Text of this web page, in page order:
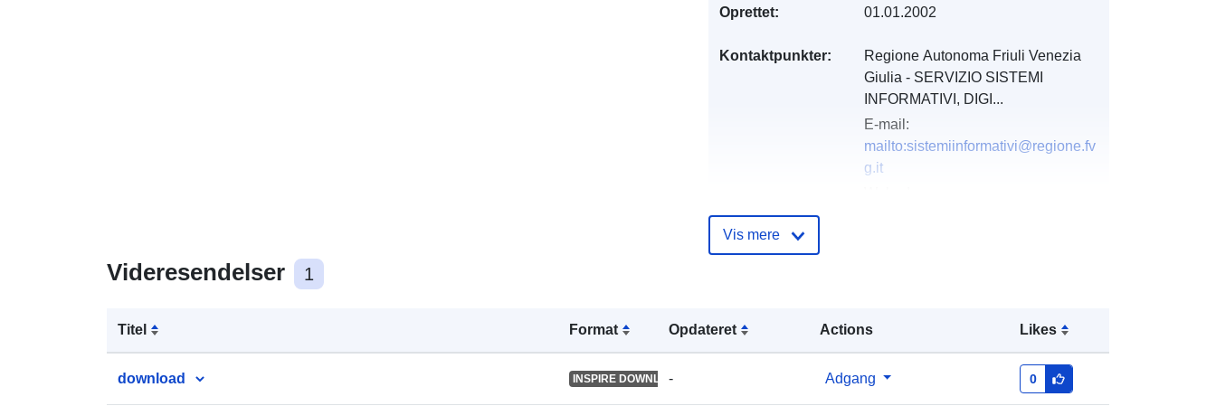
Videresendelser 1
Titel Format Opdateret Actions Likes
download INSPIRE DOWNLOAD SERVICE
- Adgang 0
Oprettet: 01.01.2002
Kontaktpunkter:
Regione Autonoma Friuli Venezia
Giulia - SERVIZIO SISTEMI
INFORMATIVI, DIGI...
E-mail:
mailto:sistemiinformativi@regione.fv
g.it
March 2026
Koordinater:
Vis mere